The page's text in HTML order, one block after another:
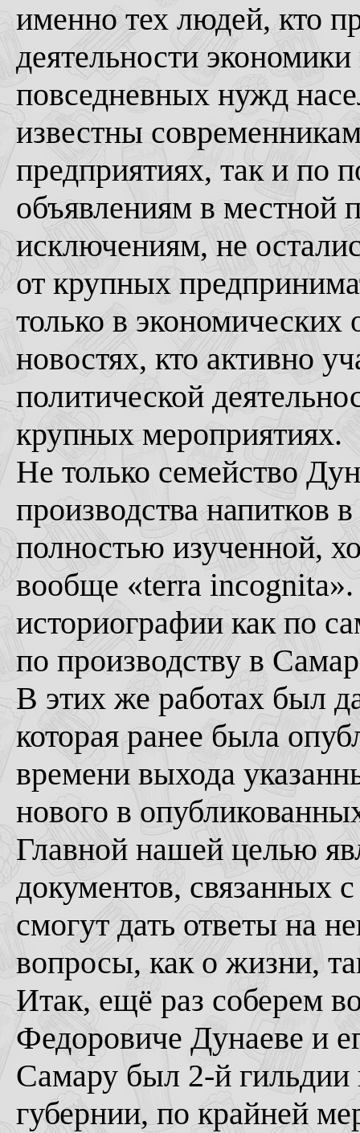
именно тех людей, кто
деятельности
повседневных нужд
известны
предприятиях, так и по
объявлениям в местной
исключениям, не
от крупных
только в экономических
новостях, кто активно
политической
крупных мероприятиях.
Не только семейство
производства напитков
полностью изученной,
вообще «terra
историографии как по
по производству в
В этих же работах был
которая ранее была
времени выхода
нового в
Главной нашей целью
документов, связанных
смогут дать ответы на
вопросы, как о жизни,
Итак, ещё раз соберем
Федоровиче Дунаеве и
Самару был 2-й
губернии, по крайней